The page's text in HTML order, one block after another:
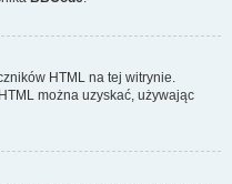
HTML na tej witrynie.
można uzyskać, używając